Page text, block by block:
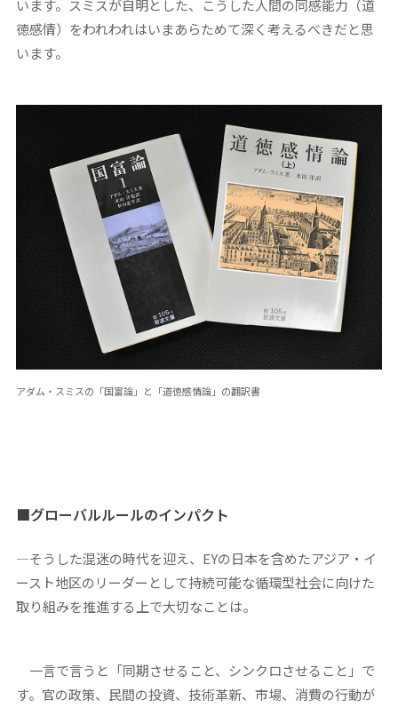
います。スミスが自明とした、こうした人間の同感能力（道
徳感情）をわれわれはいまあらためて深く考えるべきだと思
います。
アダム・スミスの「国富論」と「道徳感情論」の翻訳書
■グローバルルールのインパクト
―そうした混迷の時代を迎え、EYの日本を含めたアジア・イ
ースト地区のリーダーとして持続可能な循環型社会に向けた
取り組みを推進する上で大切なことは。
一言で言うと「同期させること、シンクロさせること」で
す。官の政策、民間の投資、技術革新、市場、消費の行動が